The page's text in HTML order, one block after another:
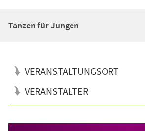
Tanzen für Jungen
VERANSTALTUNGSORT
VERANSTALTER